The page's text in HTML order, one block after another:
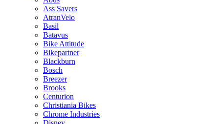
Ass Savers
AtranVelo
Basil
Batavus
Bike Attitude
Bikepartner
Blackburn
Bosch
Breezer
Brooks
Centurion
Christiania Bikes
Chrome Industries